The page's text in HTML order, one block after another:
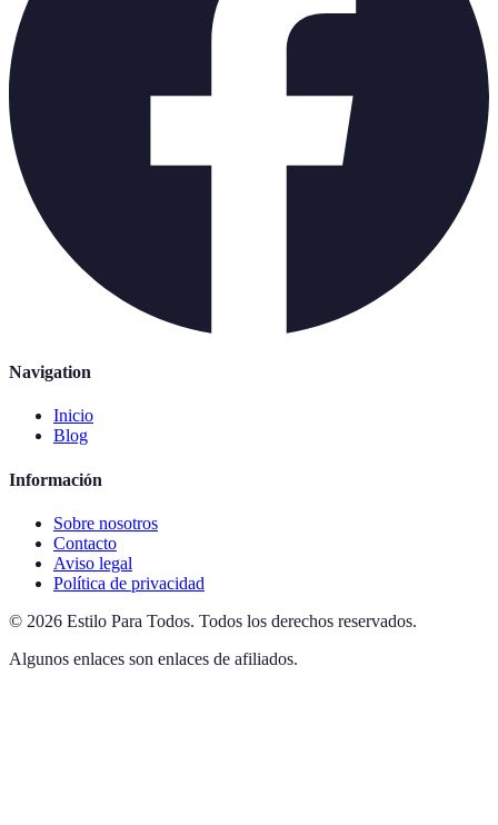
Navigation
Inicio
Blog
Información
Sobre nosotros
Contacto
Aviso legal
Política de privacidad
© 2026 Estilo Para Todos. Todos los derechos reservados.
Algunos enlaces son enlaces de afiliados.